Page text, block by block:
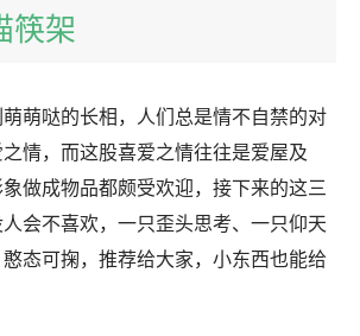
筷架
萌哒的长相，人们总是情不自禁的对
情，而这股喜爱之情往往是爱屋及
做成物品都颇受欢迎，接下来的这三
会不喜欢，一只歪头思考、一只仰天
态可掬，推荐给大家，小东西也能给